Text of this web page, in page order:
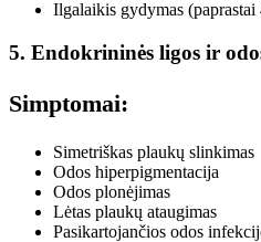
Ilgalaikis gydymas (paprastai
5. Endokrininės ligos ir
Simptomai:
Simetriškas plaukų slinkimas
Odos hiperpigmentacija
Odos plonėjimas
Lėtas plaukų ataugimas
Pasikartojančios odos